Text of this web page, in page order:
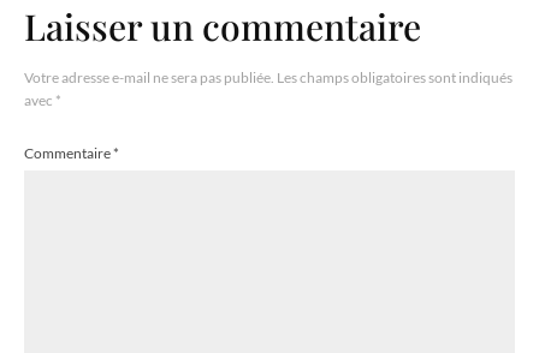
Laisser un commentaire
Votre adresse e-mail ne sera pas publiée. Les champs obligatoires sont indiqués
avec *
Commentaire*